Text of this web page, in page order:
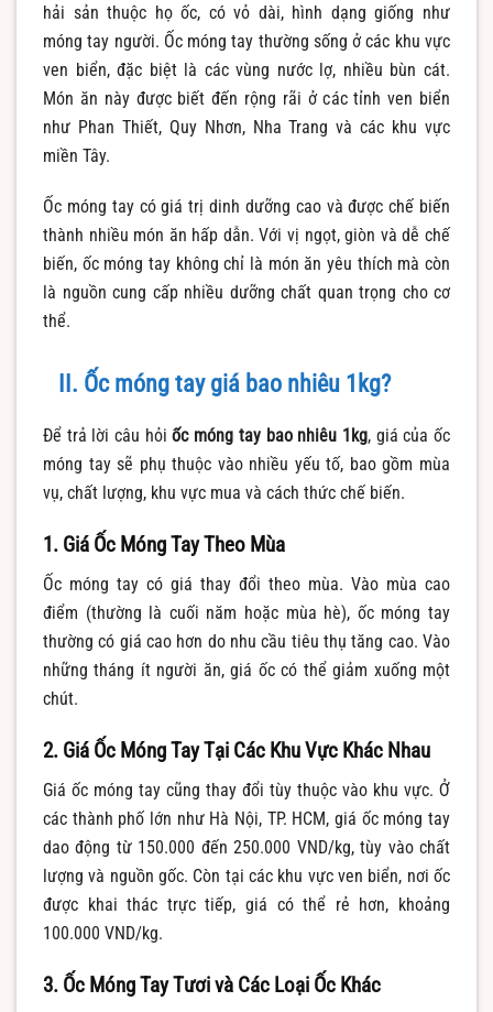
hải sản thuộc họ ốc, có vỏ dài, hình dạng giống như
móng tay người. Ốc móng tay thường sống ở các khu vực
ven biển, đặc biệt là các vùng nước lợ, nhiều bùn cát.
Món ăn này được biết đến rộng rãi ở các tỉnh ven biển
như Phan Thiết, Quy Nhơn, Nha Trang và các khu vực
miền Tây.
Ốc móng tay có giá trị dinh dưỡng cao và được chế biến
thành nhiều món ăn hấp dẫn. Với vị ngọt, giòn và dễ chế
biến, ốc móng tay không chỉ là món ăn yêu thích mà còn
là nguồn cung cấp nhiều dưỡng chất quan trọng cho cơ
thể.
II. Ốc móng tay giá bao nhiêu 1kg?
Để trả lời câu hỏiốc móng tay bao nhiêu 1kg, giá của ốc
móng tay sẽ phụ thuộc vào nhiều yếu tố, bao gồm mùa
vụ, chất lượng, khu vực mua và cách thức chế biến.
1. Giá Ốc Móng Tay Theo Mùa
Ốc móng tay có giá thay đổi theo mùa. Vào mùa cao
điểm (thường là cuối năm hoặc mùa hè), ốc móng tay
thường có giá cao hơn do nhu cầu tiêu thụ tăng cao. Vào
những tháng ít người ăn, giá ốc có thể giảm xuống một
chút.
2. Giá Ốc Móng Tay Tại Các Khu Vực Khác Nhau
Giá ốc móng tay cũng thay đổi tùy thuộc vào khu vực. Ở
các thành phố lớn như Hà Nội, TP. HCM, giá ốc móng tay
dao động từ 150.000 đến 250.000 VND/kg, tùy vào chất
lượng và nguồn gốc. Còn tại các khu vực ven biển, nơi ốc
được khai thác trực tiếp, giá có thể rẻ hơn, khoảng
100.000 VND/kg.
3. Ốc Móng Tay Tươi và Các Loại Ốc Khác